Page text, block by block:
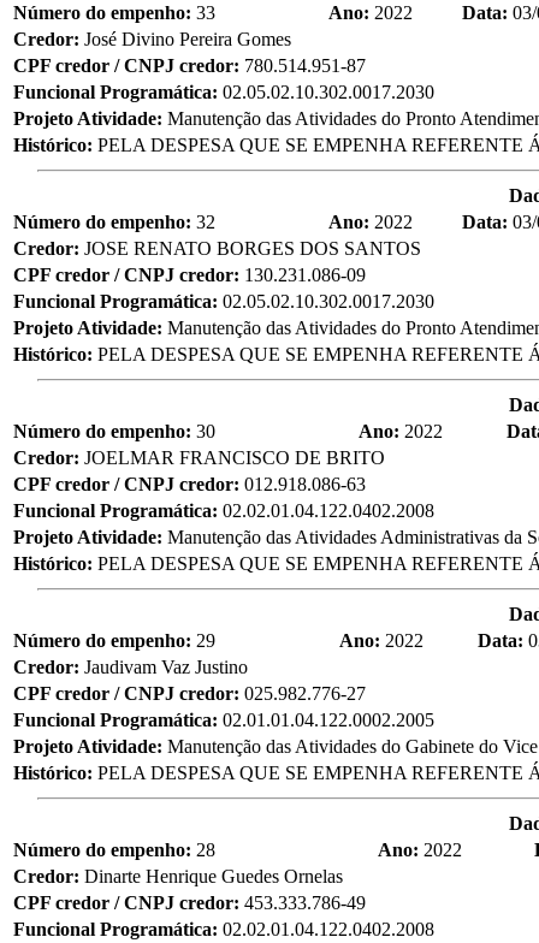
Número do empenho: 33 Ano: 2022 Data:
Credor: José Divino Pereira Gomes
CPF credor / CNPJ credor: 780.514.951-87
Funcional Programática: 02.05.02.10.302.0017.2030
Projeto Atividade: Manutenção das Atividades do Pronto
Histórico: PELA DESPESA QUE SE EMPENHA
Número do empenho: 32 Ano: 2022 Data:
Credor: JOSE RENATO BORGES DOS SANTOS
CPF credor / CNPJ credor: 130.231.086-09
Funcional Programática: 02.05.02.10.302.0017.2030
Projeto Atividade: Manutenção das Atividades do Pronto
Histórico: PELA DESPESA QUE SE EMPENHA
Número do empenho: 30 Ano: 2022
Credor: JOELMAR FRANCISCO DE BRITO
CPF credor / CNPJ credor: 012.918.086-63
Funcional Programática: 02.02.01.04.122.0402.2008
Projeto Atividade: Manutenção das Atividades Administrativas da
Histórico: PELA DESPESA QUE SE EMPENHA
Número do empenho: 29 Ano: 2022 Data:
Credor: Jaudivam Vaz Justino
CPF credor / CNPJ credor: 025.982.776-27
Funcional Programática: 02.01.01.04.122.0002.2005
Projeto Atividade: Manutenção das Atividades do Gabinete do
Histórico: PELA DESPESA QUE SE EMPENHA
Número do empenho: 28 Ano: 2022
Credor: Dinarte Henrique Guedes Ornelas
CPF credor / CNPJ credor: 453.333.786-49
Funcional Programática: 02.02.01.04.122.0402.2008